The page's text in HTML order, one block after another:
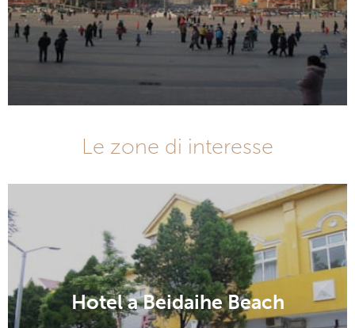
Le zone di interesse
Hotel a Beidaihe Beach